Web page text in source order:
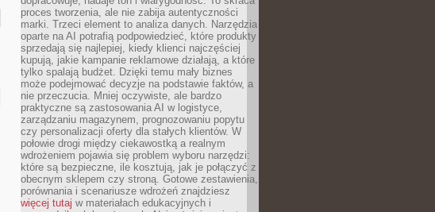
proces tworzenia, ale nie zabija autentyczności
marki. Trzeci element to analiza danych. Narzędzia
oparte na AI potrafią podpowiedzieć, które produkty
sprzedają się najlepiej, kiedy klienci najczęściej
kupują, jakie kampanie reklamowe działają, a które
tylko spalają budżet. Dzięki temu mały biznes
może podejmować decyzje na podstawie faktów, a
nie przeczucia. Mniej oczywiste, ale bardzo
praktyczne są zastosowania AI w logistyce,
zarządzaniu magazynem, prognozowaniu popytu
czy personalizacji oferty dla stałych klientów. W
połowie drogi między ciekawostką a realnym
wdrożeniem pojawia się problem wyboru narzędzi:
które są bezpieczne, ile kosztują, jak je połączyć z
obecnym sklepem czy stroną. Gotowe zestawienia,
porównania i scenariusze wdrożeń znajdziesz
więcej tutaj w materiałach edukacyjnych i